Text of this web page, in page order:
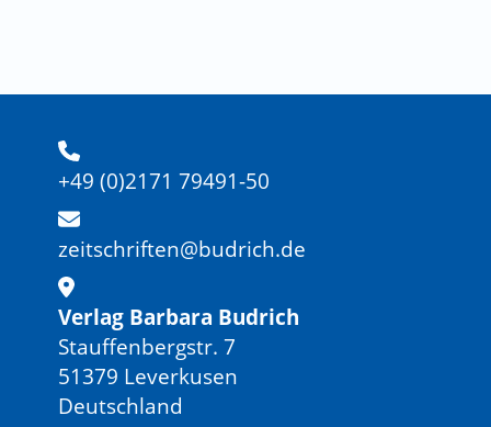
+49 (0)2171 79491-50
zeitschriften@budrich.de
Verlag Barbara Budrich
Stauffenbergstr. 7
51379 Leverkusen
Deutschland